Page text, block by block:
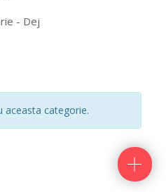
- Dej
aceasta categorie.